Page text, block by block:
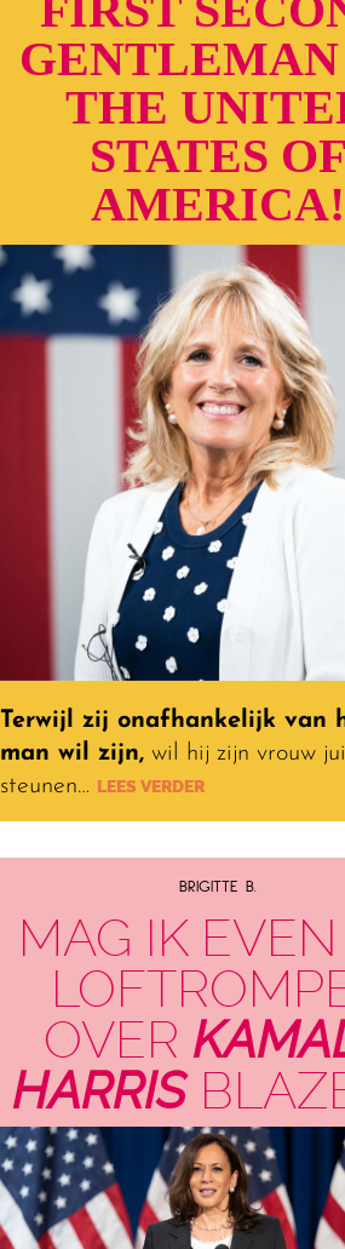
GENTLEMAN
THE
STATES OF
AMERICA!
Terwijl zij onafhankelijk van
man wil zijn, wil hij zijn vrouw
steunen… LEES VERDER
BRIGITTE B.
MAG IK
OVER
HARRIS